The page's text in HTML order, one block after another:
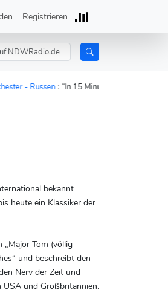
Registrieren
: “In 15 Minuten sind die Russen auf dem
bekannt
heute ein Klassiker der
„Major Tom (völlig
und beschreibt den
Nerv der Zeit und
USA und Großbritannien.